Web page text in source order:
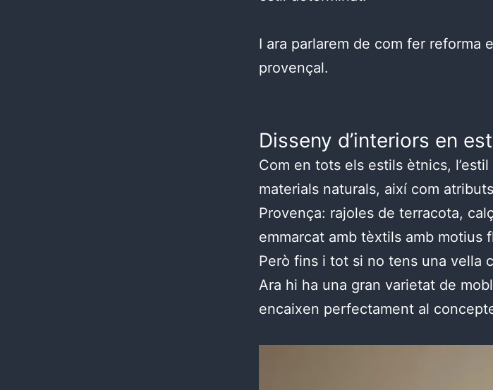
I ara parlarem de com fer reforma
provençal.
Disseny d’interiors en
Com en tots els estils ètnics,
materials naturals, així com
Provença: rajoles de terracota,
emmarcat amb tèxtils amb motius
Però fins i tot si no tens una vella
Ara hi ha una gran varietat de
encaixen perfectament al